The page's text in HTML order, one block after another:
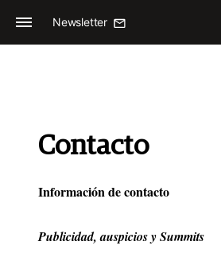
Newsletter
Contacto
Información de contacto
Publicidad, auspicios y Summits